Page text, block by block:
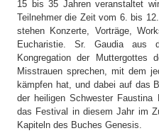
15 bis 35 Jahren veranstaltet
Teilnehmer die Zeit vom 6. bis
stehen Konzerte, Vorträge,
Eucharistie. Sr. Gaudia aus
Kongregation der Muttergottes
Misstrauen sprechen, mit dem
kämpfen hat, und dabei auf das
der heiligen Schwester
das Festival in diesem Jahr im
Kapiteln des Buches Genesis.